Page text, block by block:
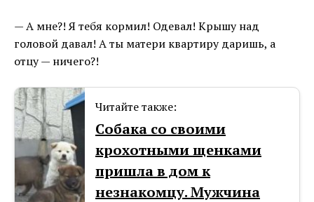
— А мне?! Я тебя кормил! Одевал! Крышу над
головой давал! А ты матери квартиру даришь, а
отцу — ничего?!
Читайте также:
Собака со своими
крохотными щенками
пришла в дом к
незнакомцу. Мужчина